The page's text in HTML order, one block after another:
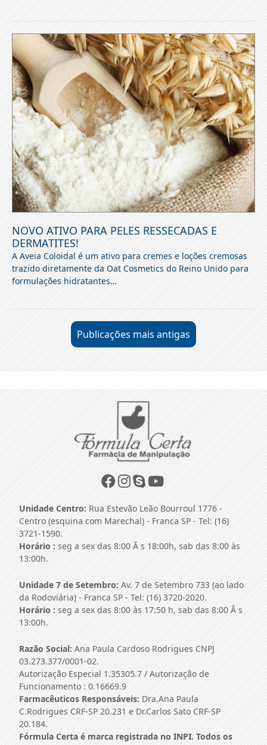
NOVO ATIVO PARA PELES RESSECADAS E
DERMATITES!
A Aveia Coloidal é um ativo para cremes e loções cremosas
trazido diretamente da Oat Cosmetics do Reino Unido para
formulações hidratantes…
NAVEGAÇÃO
POR
POSTS
Publicações mais antigas
Unidade Centro: Rua Estevão Leão Bourroul 1776 -
Centro (esquina com Marechal) - Franca SP - Tel: (16)
3721-1590.
Horário : seg a sex das 8:00 Ã s 18:00h, sab das 8:00 às
13:00h.
Unidade 7 de Setembro: Av. 7 de Setembro 733 (ao lado
da Rodoviária) - Franca SP - Tel: (16) 3720-2020.
Horário : seg a sex das 8:00 às 17:50 h, sab das 8:00 Ã s
13:00h.
Razão Social: Ana Paula Cardoso Rodrigues CNPJ
03.273.377/0001-02.
Autorização Especial 1.35305.7 / Autorização de
Funcionamento : 0.16669.9
Farmacêuticos Responsáveis: Dra.Ana Paula
C.Rodrigues CRF-SP 20.231 e Dr.Carlos Sato CRF-SP
20.184.
Fórmula Certa é marca registrada no INPI. Todos os